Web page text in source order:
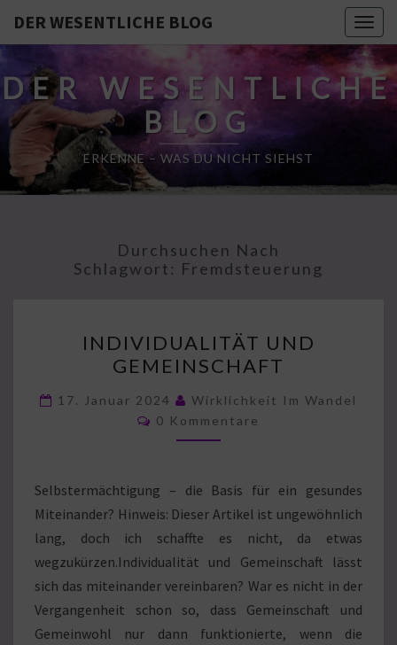
DER WESENTLICHE BLOG
DER WESENTLICHE
BLOG
ERKENNE – WAS DU NICHT SIEHST
Durchsuchen Nach
Schlagwort: Fremdsteuerung
UND
GEMEINSCHAFT
INDIVIDUALITÄT UND
GEMEINSCHAFT
17. Januar 2024
Wirklichkeit Im Wandel
Kommentare
0 Kommentare
Selbstermächtigung – die Basis für ein gesundes
Miteinander? Hinweis: Dieser Artikel ist ungewöhnlich
lang, doch ich schaffte es nicht, da etwas
wegzukürzen.Individualität und Gemeinschaft lässt
sich das miteinander vereinbaren? War es nicht in der
Vergangenheit schon so, dass Gemeinschaft und
Gemeinwohl nur dann funktionierte, wenn die